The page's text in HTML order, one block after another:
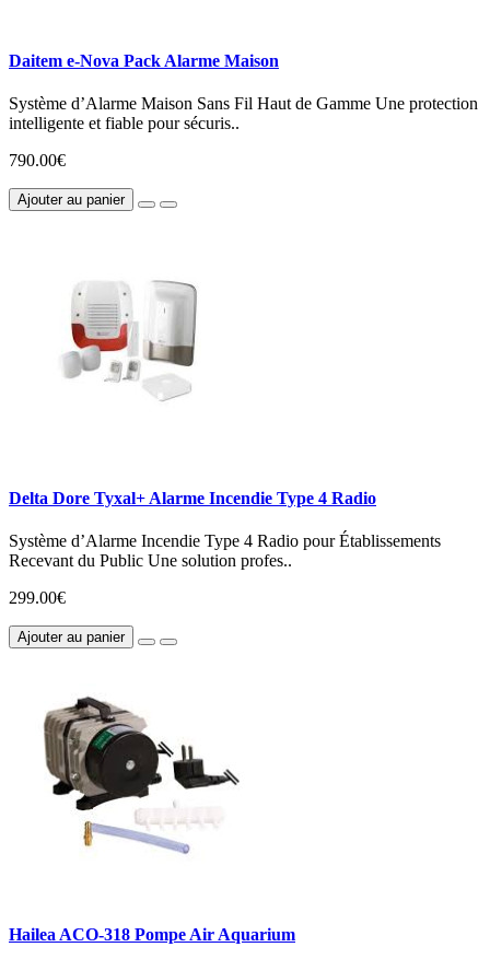
Daitem e-Nova Pack Alarme Maison
Système d’Alarme Maison Sans Fil Haut de Gamme Une protection
intelligente et fiable pour sécuris..
790.00€
Ajouter au panier
Delta Dore Tyxal+ Alarme Incendie Type 4 Radio
Système d’Alarme Incendie Type 4 Radio pour Établissements
Recevant du Public Une solution profes..
299.00€
Ajouter au panier
Hailea ACO-318 Pompe Air Aquarium